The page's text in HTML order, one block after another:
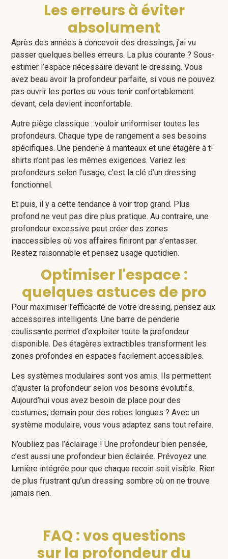
Les erreurs à éviter
absolument
Après des années à concevoir des dressings, j’ai vu
passer quelques belles erreurs. La plus courante ? Sous-
estimer l’espace nécessaire devant le dressing. Vous
avez beau avoir la profondeur parfaite, si vous ne pouvez
pas ouvrir les portes ou vous tenir confortablement
devant, cela devient inconfortable.
Autre piège classique : vouloir uniformiser toutes les
profondeurs. Chaque type de rangement a ses besoins
spécifiques. Une penderie à manteaux et une étagère à t-
shirts n’ont pas les mêmes exigences. Variez les
profondeurs selon l’usage, c’est la clé d’un dressing
fonctionnel.
Et puis, il y a cette tendance à voir trop grand. Plus
profond ne veut pas dire plus pratique. Au contraire, une
profondeur excessive peut créer des zones
inaccessibles où vos affaires finiront par s’entasser.
Restez raisonnable et pensez usage quotidien.
Optimiser l'espace :
quelques astuces de pro
Pour maximiser l’efficacité de votre dressing, pensez aux
accessoires intelligents. Une barre de penderie
coulissante permet d’exploiter toute la profondeur
disponible. Des étagères extractibles transforment les
zones profondes en espaces facilement accessibles.
Les systèmes modulaires sont vos amis. Ils permettent
d’ajuster la profondeur selon vos besoins évolutifs.
Aujourd’hui vous avez besoin de place pour des
costumes, demain pour des robes longues ? Avec un
système modulaire, vous vous adaptez sans tout refaire.
N’oubliez pas l’éclairage ! Une profondeur bien pensée,
c’est aussi une profondeur bien éclairée. Prévoyez une
lumière intégrée pour que chaque recoin soit visible. Rien
de plus frustrant qu’un dressing sombre où on ne trouve
jamais rien.
FAQ : vos questions
sur la profondeur du